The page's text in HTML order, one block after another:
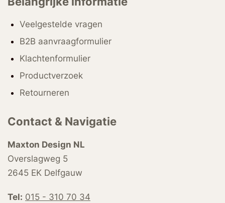
Veelgestelde vragen
B2B aanvraagformulier
Klachtenformulier
Productverzoek
Retourneren
Contact & Navigatie
Maxton Design NL
Overslagweg 5
2645 EK Delfgauw
Tel: 015 - 310 70 34